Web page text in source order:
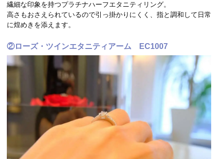
繊細な印象を持つプラチナハーフエタニティリング。
高さもおさえられているので引っ掛かりにくく、指と調和して日常
に煌めきを添えます。
②ローズ・ツインエタニティアーム EC1007